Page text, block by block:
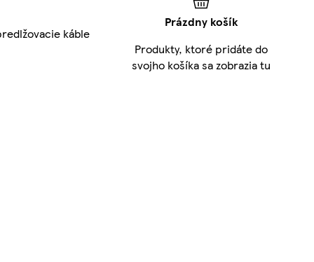
káble
Prázdny košík
Produkty, ktoré pridáte do
svojho košíka sa zobrazia tu